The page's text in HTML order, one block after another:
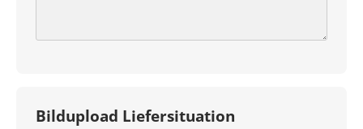
Bildupload Liefersituation